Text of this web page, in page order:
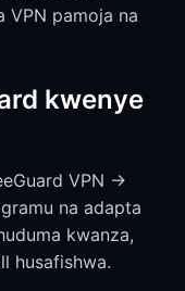
VPN pamoja na
kwenye
VPN →
na adapta
kwanza,
husafishwa.